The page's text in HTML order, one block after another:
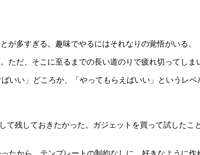
多すぎる。趣味でやるにはそれなりの覚悟がいる。
だ、そこに至るまでの長い道のりで疲れ切ってしま
い」どころか、「やってもらえばいい」というレベ
て残しておきたかった。ガジェットを買って試した